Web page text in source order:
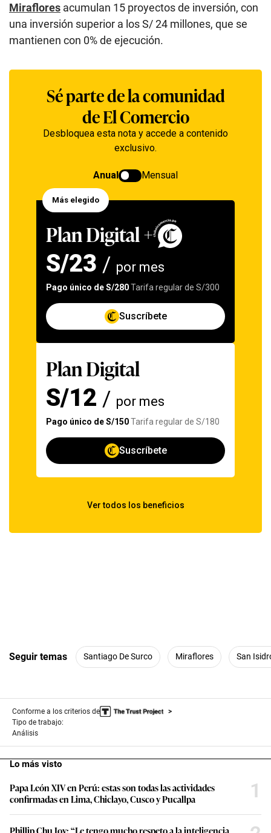
Miraflores acumulan 15 proyectos de inversión, con
una inversión superior a los S/ 24 millones, que se
mantienen con 0% de ejecución.
Seguir temas Santiago De Surco Miraflores San
Conforme a los criterios de
Tipo de trabajo:
Análisis
Lo más visto
Papa León XIV en Perú: estas son todas las actividades
confirmadas en Lima, Chiclayo, Cusco y Pucallpa
1
Phillip Chu Joy: “Le tengo mucho respeto a la inteligencia